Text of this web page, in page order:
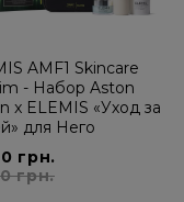
AMF1 Skincare
- Набор Aston
x ELEMIS «Уход за
для Него
грн.
грн.